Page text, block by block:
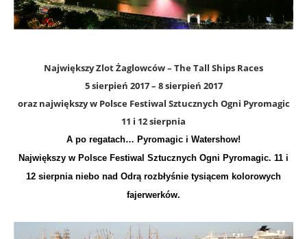
Największy Zlot Żaglowców – The Tall Ships Races
5 sierpień 2017– 8 sierpień 2017
oraz największy w Polsce Festiwal Sztucznych Ogni Pyromagic
11 i 12 sierpnia
A po regatach… Pyromagic i Watershow!
Największy w Polsce Festiwal Sztucznych Ogni Pyromagic. 11 i
12 sierpnia niebo nad Odrą rozbłyśnie tysiącem kolorowych
fajerwerków.